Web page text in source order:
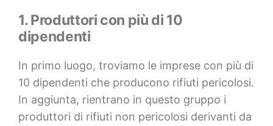
1. Produttori con più di 10
dipendenti
In primo luogo, troviamo le imprese con più di
10 dipendenti che producono rifiuti pericolosi.
In aggiunta, rientrano in questo gruppo i
produttori di rifiuti non pericolosi derivanti da